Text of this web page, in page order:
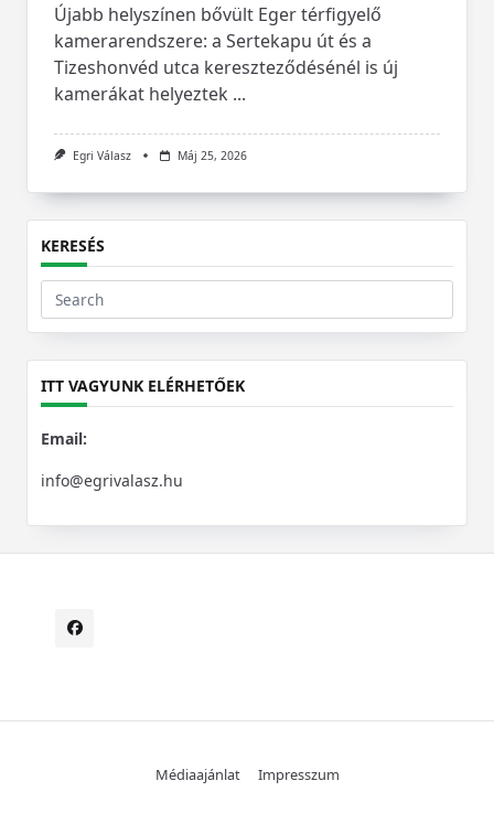
Újabb helyszínen bővült Eger térfigyelő
kamerarendszere: a Sertekapu út és a
Tizeshonvéd utca kereszteződésénél is új
kamerákat helyeztek ...
Egri Válasz Máj 25, 2026
KERESÉS
Search
for:
ITT VAGYUNK ELÉRHETŐEK
Email:
info@egrivalasz.hu
Médiaajánlat Impresszum